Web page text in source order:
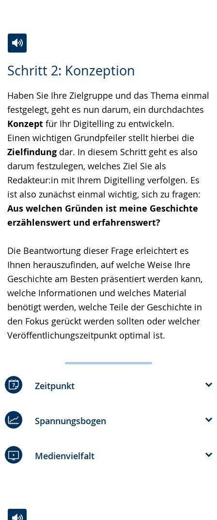
Schritt 2: Konzeption
Haben Sie Ihre Zielgruppe und das Thema einmal
festgelegt, geht es nun darum, ein durchdachtes
Konzept für Ihr Digitelling zu entwickeln.
Einen wichtigen Grundpfeiler stellt hierbei die
Zielfindung dar. In diesem Schritt geht es also
darum festzulegen, welches Ziel Sie als
Redakteur:in mit Ihrem Digitelling verfolgen. Es
ist also zunächst einmal wichtig, sich zu fragen:
Aus welchen Gründen ist meine Geschichte
erzählenswert und erfahrenswert?
Die Beantwortung dieser Frage erleichtert es
Ihnen herauszufinden, auf welche Weise Ihre
Geschichte am Besten präsentiert werden kann,
welche Informationen und welches Material
benötigt werden, welche Teile der Geschichte in
den Fokus gerückt werden sollten oder welcher
Veröffentlichungszeitpunkt optimal ist.
Leichten
wechseln.
Audio-
Video
Deutscher
Gebärdensprache
wird
angezeigt.
Zeitpunkt
Spannungsbogen
Medienvielfalt